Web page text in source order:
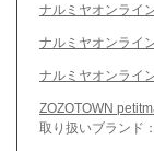
ナルミヤオンライ
ナルミヤオンライ
ナルミヤオンライ
ZOZOTOWN
取り扱いブランド